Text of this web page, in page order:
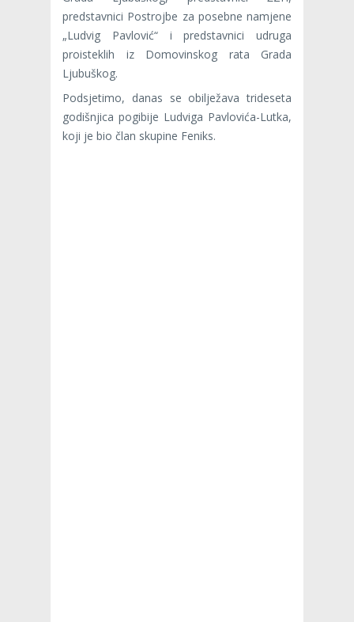
predstavnici Postrojbe za posebne namjene
„Ludvig Pavlović“ i predstavnici udruga
proisteklih iz Domovinskog rata Grada
Ljubuškog.
Podsjetimo, danas se obilježava trideseta
godišnjica pogibije Ludviga Pavlovića-Lutka,
koji je bio član skupine Feniks.